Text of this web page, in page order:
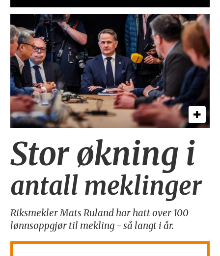
Stor økning i
antall meklinger
Riksmekler Mats Ruland har hatt over 100
lønnsoppgjør til mekling - så langt i år.